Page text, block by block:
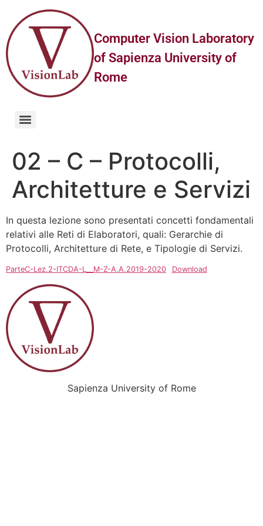
Computer Vision Laboratory
of Sapienza University of
Rome
02 – C – Protocolli,
Architetture e Servizi
In questa lezione sono presentati concetti fondamentali
relativi alle Reti di Elaboratori, quali: Gerarchie di
Protocolli, Architetture di Rete, e Tipologie di Servizi.
ParteC-Lez.2-ITCDA-L__M-Z-A.A.2019-2020 Download
Sapienza University of Rome